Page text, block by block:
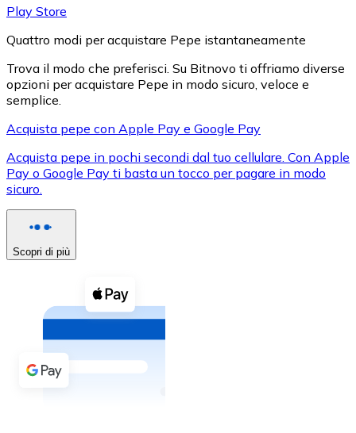
XRP
XRP
Vedi tutto
Buoni cripto
Acquista criptovalute in contanti e altri mezzi di
Acquista con contanti
Bonifico SEPA
Play Store
Quattro modi per acquistare Pepe istantaneamente
Trova il modo che preferisci. Su Bitnovo ti offriamo diverse
opzioni per acquistare Pepe in modo sicuro, veloce e
semplice.
Acquista pepe con Apple Pay e Google Pay
Acquista pepe in pochi secondi dal tuo cellulare. Con Apple
Pay o Google Pay ti basta un tocco per pagare in modo
sicuro.
Scopri di più